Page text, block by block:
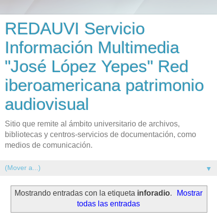
REDAUVI Servicio
Información Multimedia
"José López Yepes" Red
iberoamericana patrimonio
audiovisual
Sitio que remite al ámbito universitario de archivos,
bibliotecas y centros-servicios de documentación, como
medios de comunicación.
▼
Mostrando entradas con la etiqueta inforadio.
Mostrar
todas las entradas